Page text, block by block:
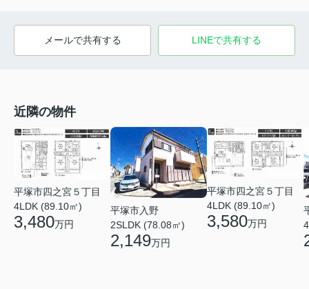
メールで共有する LINEで共有する
近隣の物件
平塚市四之宮５丁目
4LDK (89.10㎡)
3,480万円
平塚市入野
2SLDK (78.08㎡)
2,149万円
平塚市四之宮５丁目
4LDK (89.10㎡)
3,580万円